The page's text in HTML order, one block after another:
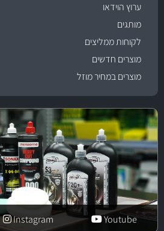
ערוץ הוידאו
מותגים
לקוחות ממליצים
מוצרים חדשים
מוצרים במחיר מוזל
Youtube
Instagram